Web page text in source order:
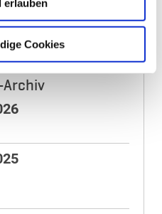
erlauben
Cookies
2026